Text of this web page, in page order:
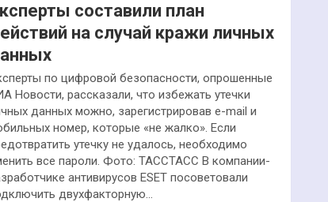
составили план
на случай кражи личных
по цифровой безопасности, опрошенные
Новости, рассказали, что избежать утечки
данных можно, зарегистрировав e-mail и
номер, которые «не жалко». Если
утечку не удалось, необходимо
все пароли. Фото: ТАССТАСС В компании-
антивирусов ESET посоветовали
двухфакторную…